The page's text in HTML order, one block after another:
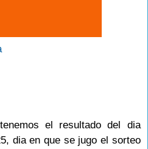
el resultado del dia
dia en que se jugo el sorteo